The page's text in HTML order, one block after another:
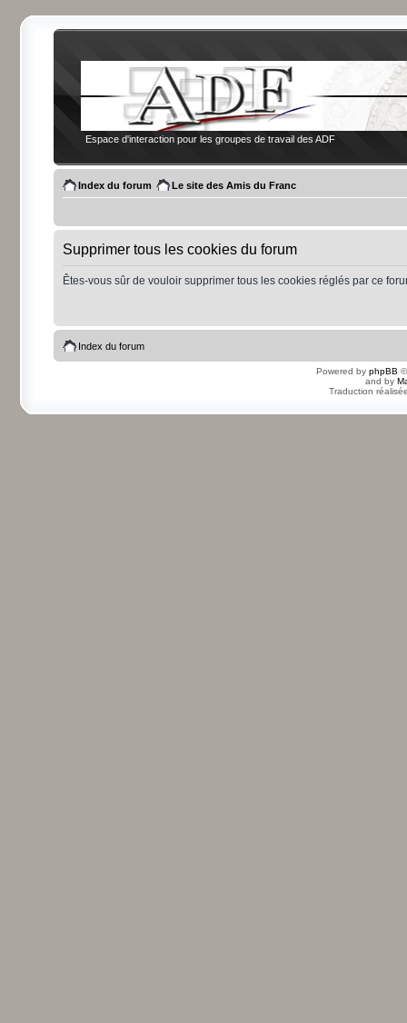
Espace d'interaction pour les groupes de travail des ADF
Index du forum Le site des Amis du Franc
Supprimer tous les cookies du forum
Êtes-vous sûr de vouloir supprimer tous les cookies réglés par ce
Index du forum
Powered by phpBB
and by
Traduction